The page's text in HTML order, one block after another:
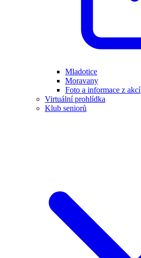
Mladotice
Moravany
Foto a informace z akcí
Virtuální prohlídka
Klub seniorů